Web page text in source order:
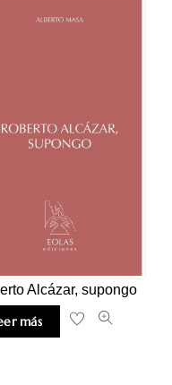
Alcázar, supongo
más